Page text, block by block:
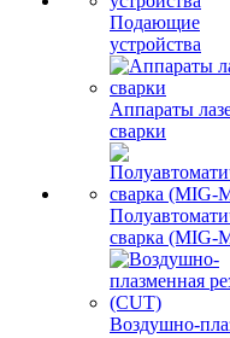
Подающие
устройства
Аппараты
сварки
сварка (MIG-
Воздушно-